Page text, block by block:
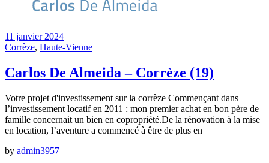
11 janvier 2024
Corrèze, Haute-Vienne
Carlos De Almeida – Corrèze (19)
Votre projet d'investissement sur la corrèze Commençant dans
l’investissement locatif en 2011 : mon premier achat en bon père de
famille concernait un bien en copropriété.De la rénovation à la mise
en location, l’aventure a commencé à être de plus en
by admin3957